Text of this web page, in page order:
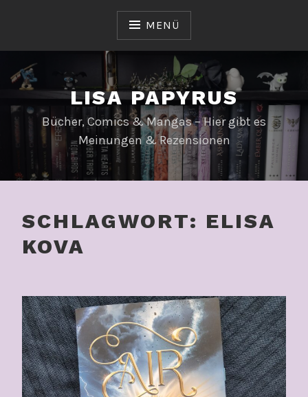
MENÜ
LISA PAPYRUS
Bücher, Comics & Mangas – Hier gibt es
Meinungen & Rezensionen
SCHLAGWORT: ELISA
KOVA